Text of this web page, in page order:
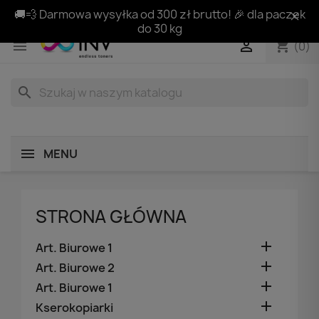
🚚💨 Darmowa wysyłka od 300 zł brutto! 🎉 dla paczek
do 30 kg
 shopping_cart(0)

search
MENU
STRONA GŁÓWNA
Art. Biurowe 1 
Art. Biurowe 2 
Art. Biurowe 1 
Kserokopiarki 